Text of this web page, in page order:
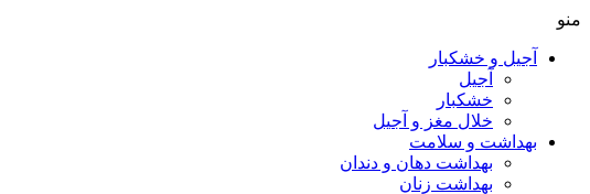
منو
آجیل و خشکبار
آجیل
خشکبار
خلال مغز و آجیل
بهداشت و سلامت
بهداشت دهان و دندان
بهداشت زنان